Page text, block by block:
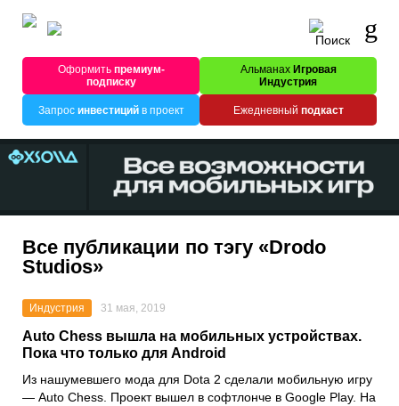
Оформитьпремиум-
подписку
Альманах Игровая
Индустрия
Запрос инвестицийв проект Ежедневный подкаст
Все публикации по тэгу «Drodo
Studios»
Индустрия 31 мая, 2019
Auto Chess вышла на мобильных устройствах.
Пока что только для Android
Из нашумевшего мода для Dota 2 сделали мобильную игру
— Auto Chess. Проект вышел в софтлонче в Google Play. На